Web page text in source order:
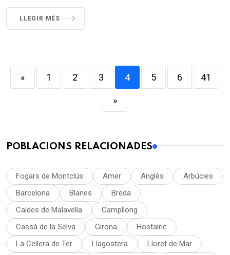
LLEGIR MÉS
« 1 2 3 4 5 6 41
»
POBLACIONS RELACIONADES
Fogars de Montclús Amer Anglès
Arbúcies
Barcelona
Blanes
Breda
Caldes de Malavella
Campllong
Cassà de la Selva
Girona
Hostalric
La Cellera de Ter
Llagostera
Lloret de Mar